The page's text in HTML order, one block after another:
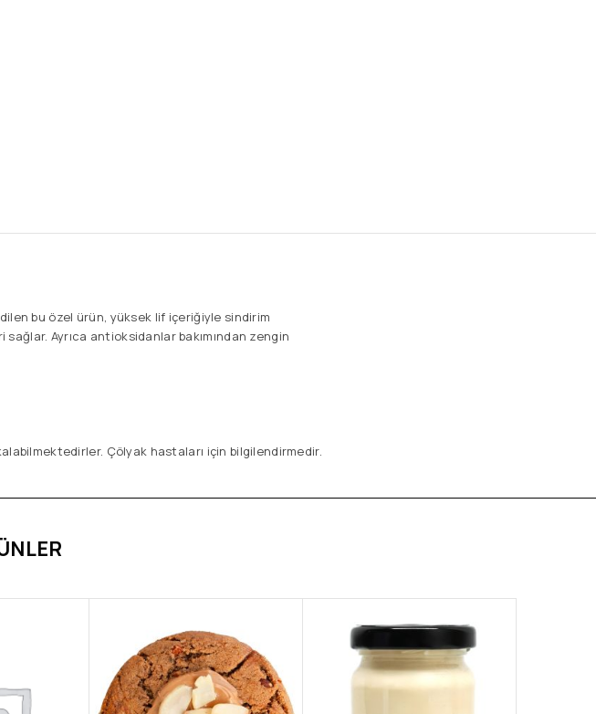
bu özel ürün, yüksek lif içeriğiyle sindirim
Ayrıca antioksidanlar bakımından zengin
Çölyak hastaları için bilgilendirmedir.